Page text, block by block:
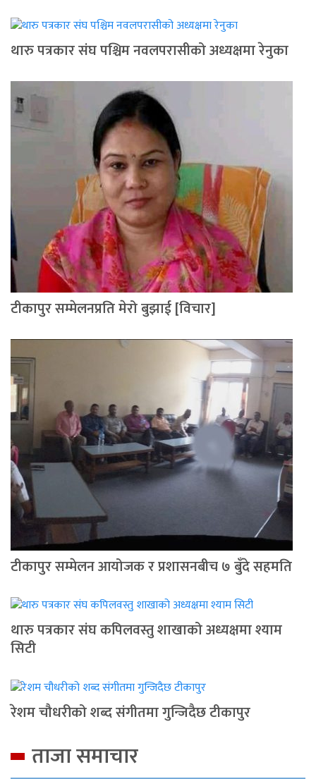
थारु पत्रकार संघ पश्चिम नवलपरासीको अध्यक्षमा रेनुका
टीकापुर सम्मेलनप्रति मेरो बुझाई [विचार]
टीकापुर सम्मेलन आयोजक र प्रशासनबीच ७ बुँदे सहमति
थारु पत्रकार संघ कपिलवस्तु शाखाको अध्यक्षमा श्याम
सिटी
रेशम चौधरीको शब्द संगीतमा गुन्जिदैछ टीकापुर
ताजा समाचार